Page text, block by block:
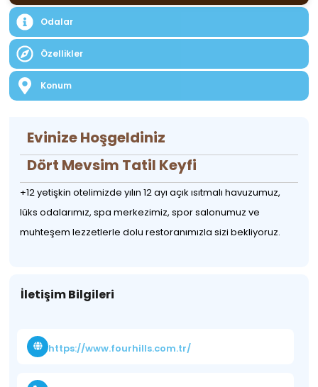
Odalar
Özellikler
Konum
Evinize Hoşgeldiniz
Dört Mevsim Tatil Keyfi
+12 yetişkin otelimizde yılın 12 ayı açık ısıtmalı havuzumuz,
lüks odalarımız, spa merkezimiz, spor salonumuz ve
muhteşem lezzetlerle dolu restoranımızla sizi bekliyoruz.
İletişim Bilgileri
https://www.fourhills.com.tr/